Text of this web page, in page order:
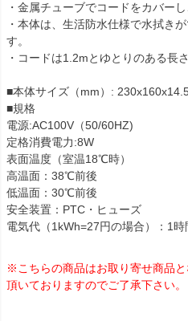
・金属チューブでコードをカバー
・本体は、生活防水仕様で水拭き
す。
・コードは1.2mとゆとりのある長
■本体サイズ（mm）:
■規格
電源:AC100V（50/60HZ)
定格消費電力:8W
表面温度（室温18℃時）
高温面：38℃前後
低温面：30℃前後
安全装置：PTC・ヒューズ
電気代（1kWh=27円の場合）：1
※こちらの商品はお取り寄せ商品
頂いておりますのでご了承下さい。